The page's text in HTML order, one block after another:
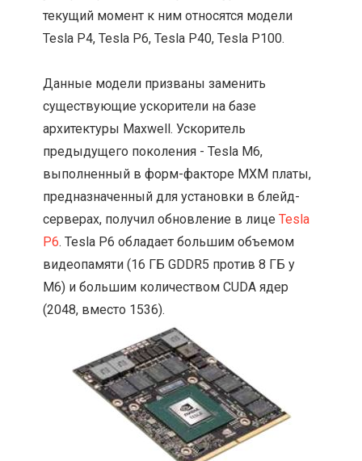
текущий момент к ним относятся модели
Tesla P4, Tesla P6, Tesla P40, Tesla P100.
Данные модели призваны заменить
существующие ускорители на базе
архитектуры Maxwell. Ускоритель
предыдущего поколения - Tesla M6,
выполненный в форм-факторе MXM платы,
предназначенный для установки в блейд-
серверах, получил обновление в лицеTesla
P6. Tesla P6 обладает большим объемом
видеопамяти (16 ГБ GDDR5 против 8 ГБ у
M6) и большим количеством CUDA ядер
(2048, вместо 1536).